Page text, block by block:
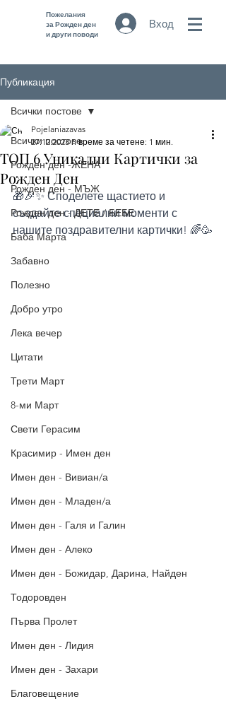
Пожелания
за Рожден ден
и други поводи
Вход
Публикация
Всички постове
Рожден ден -ЖЕНА
Рожден ден - МЪЖ
Рожден ден - ДЕТЕ / БЕБЕ
Баба Марта
Забавно
Полезно
Добро утро
Лека вечер
Цитати
Трети Март
8-ми Март
Свети Герасим
Красимир - Имен ден
Имен ден - Вивиан/а
Имен ден - Младен/а
Имен ден - Галя и Галин
Имен ден - Алеко
Имен ден - Божидар, Дарина, Найден
Тодоровден
Първа Пролет
Имен ден - Лидия
Имен ден - Захари
Благовещение
Всички постове
ТОП 6 Уникални Картички за
Рожден Ден
Pojelaniazavas
27.12.2023 г. време за четене: 1 мин.
🎁🎉✨ Споделете щастието и
създайте специални моменти с
нашите поздравителни картички! 🌈🥳